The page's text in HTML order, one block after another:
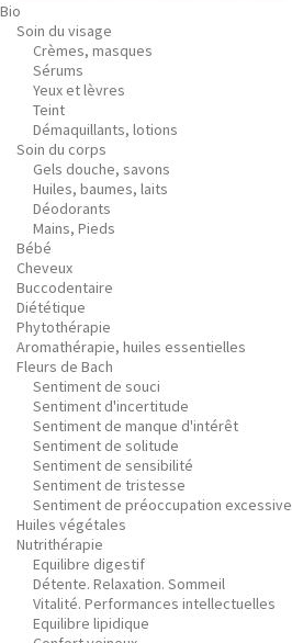
Bio
Soin du visage
Crèmes, masques
Sérums
Yeux et lèvres
Teint
Démaquillants, lotions
Soin du corps
Gels douche, savons
Huiles, baumes, laits
Déodorants
Mains, Pieds
Bébé
Cheveux
Buccodentaire
Diététique
Phytothérapie
Aromathérapie, huiles essentielles
Fleurs de Bach
Sentiment de souci
Sentiment d'incertitude
Sentiment de manque d'intérêt
Sentiment de solitude
Sentiment de sensibilité
Sentiment de tristesse
Sentiment de préoccupation excessive
Huiles végétales
Nutrithérapie
Equilibre digestif
Détente. Relaxation. Sommeil
Vitalité. Performances intellectuelles
Equilibre lipidique